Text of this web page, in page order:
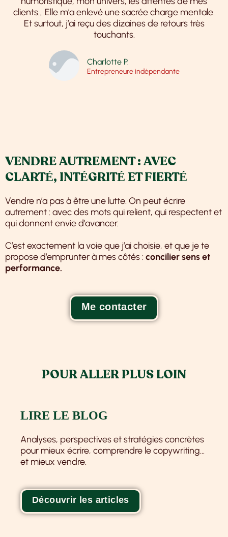
clients… Elle m’a enlevé une sacrée charge mentale.
Et surtout, j’ai reçu des dizaines de retours très
touchants.
Charlotte P.
Entrepreneure indépendante
VENDRE AUTREMENT : AVEC
CLARTÉ, INTÉGRITÉ ET FIERTÉ
Vendre n’a pas à être une lutte. On peut écrire
autrement : avec des mots qui relient, qui respectent et
qui donnent envie d’avancer.
C’est exactement la voie que j’ai choisie, et que je te
propose d’emprunter à mes côtés : concilier sens et
performance.
Me contacter
POUR ALLER PLUS LOIN
LIRE LE BLOG
Analyses, perspectives et stratégies concrètes
pour mieux écrire, comprendre le copywriting…
et mieux vendre.
Découvrir les articles